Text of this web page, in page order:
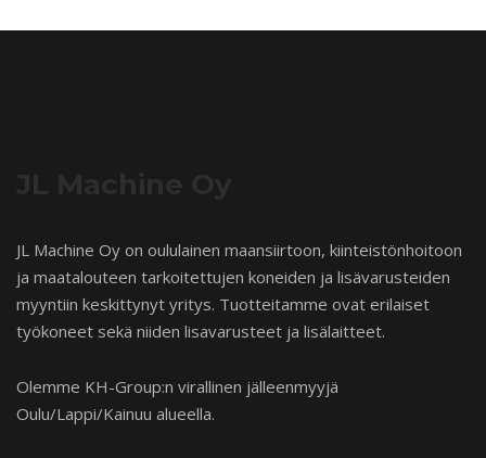
JL Machine Oy on oululainen maansiirtoon, kiinteistönhoitoon
ja maatalouteen tarkoitettujen koneiden ja lisävarusteiden
myyntiin keskittynyt yritys. Tuotteitamme ovat erilaiset
työkoneet sekä niiden lisavarusteet ja lisälaitteet.
Olemme KH-Group:n virallinen jälleenmyyjä
Oulu/Lappi/Kainuu alueella.